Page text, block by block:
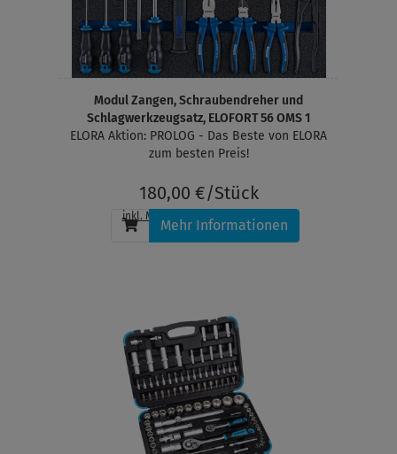
Modul Zangen, Schraubendreher und
Schlagwerkzeugsatz, ELOFORT 56 OMS 1
ELORA Aktion: PROLOG - Das Beste von ELORA
zum besten Preis!
180,00 €/Stück
inkl. MwSt. , zzgl. Versandkosten
Mehr Informationen